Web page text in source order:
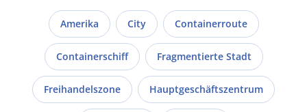
Amerika City Containerroute
Containerschiff Fragmentierte Stadt
Freihandelszone Hauptgeschäftszentrum